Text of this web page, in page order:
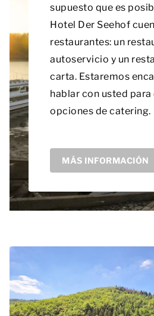
supuesto que es
Hotel Der Seehof
restaurantes: un
autoservicio y un
carta. Estaremos
hablar con usted
opciones de catering.
MÁS INFORMACIÓN